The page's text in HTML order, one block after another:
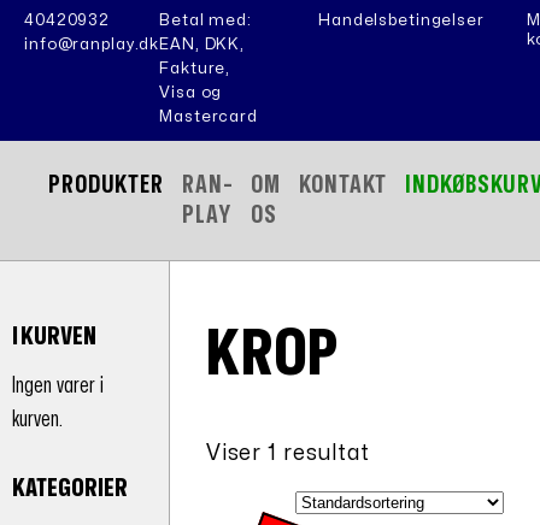
40420932
info@ranplay.dk
Betal med:
EAN, DKK,
Fakture,
Visa og
Mastercard
Handelsbetingelser
PRODUKTER
RAN-
PLAY
OM
OS
KONTAKT
I KURVEN
Ingen varer i
kurven.
KATEGORIER
KROP
Viser 1 resultat